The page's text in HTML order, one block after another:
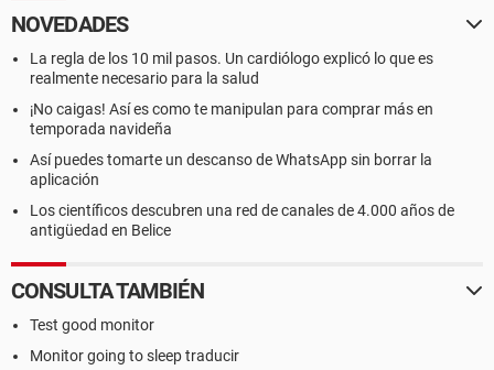
NOVEDADES
La regla de los 10 mil pasos. Un cardiólogo explicó lo que es
realmente necesario para la salud
¡No caigas! Así es como te manipulan para comprar más en
temporada navideña
Así puedes tomarte un descanso de WhatsApp sin borrar la
aplicación
Los científicos descubren una red de canales de 4.000 años de
antigüedad en Belice
CONSULTA TAMBIÉN
Test good monitor
Monitor going to sleep traducir